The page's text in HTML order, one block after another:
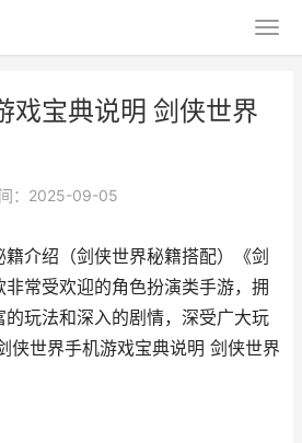
戏宝典说明 剑侠世界
：2025-09-05
介绍（剑侠世界秘籍搭配）《剑
常受欢迎的角色扮演类手游，拥
玩法和深入的剧情，深受广大玩
侠世界手机游戏宝典说明 剑侠世界